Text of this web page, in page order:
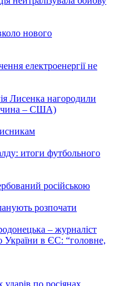
нового
електроенергії не
Лисенка нагородили
– США)
итоги футбольного
російською
розпочати
– журналіст
України в ЄС: “головне,